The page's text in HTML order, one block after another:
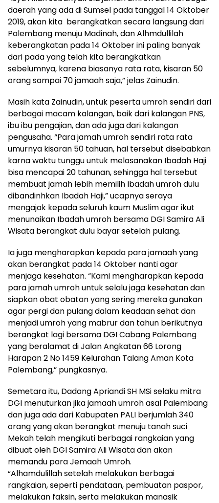
daerah yang ada di Sumsel pada tanggal 14 Oktober
2019, akan kita berangkatkan secara langsung dari
Palembang menuju Madinah, dan Alhmdullilah
keberangkatan pada 14 Oktober ini paling banyak
dari pada yang telah kita berangkatkan
sebelumnya, karena biasanya rata rata, kisaran 50
orang sampai 70 jamaah saja,” jelas Zainudin.
Masih kata Zainudin, untuk peserta umroh sendiri dari
berbagai macam kalangan, baik dari kalangan PNS,
ibu ibu pengajian, dan ada juga dari kalangan
pengusaha. “Para jamah umroh sendiri rata rata
umurnya kisaran 50 tahuan, hal tersebut disebabkan
karna waktu tunggu untuk melasanakan Ibadah Haji
bisa mencapai 20 tahunan, sehingga hal tersebut
membuat jamah lebih memilih Ibadah umroh dulu
dibandinhkan Ibadah Haji,” ucapnya seraya
mengajak kepada seluruh kaum Muslim agar ikut
menunaikan Ibadah umroh bersama DGI Samira Ali
Wisata berangkat dulu bayar setelah pulang.
Ia juga mengharapkan kepada para jamaah yang
akan berangkat pada 14 Oktober nanti agar
menjaga kesehatan. “Kami mengharapkan kepada
para jamah umroh untuk selalu jaga kesehatan dan
siapkan obat obatan yang sering mereka gunakan
agar pergi dan pulang dalam keadaan sehat dan
menjadi umroh yang mabrur dan tahun berikutnya
berangkat lagi bersama DGI Cabang Palembang
yang beralamat di Jalan Angkatan 66 Lorong
Harapan 2 No 1459 Kelurahan Talang Aman Kota
Palembang,” pungkasnya.
Semetara itu, Dadang Apriandi SH MSi selaku mitra
DGI menuturkan jika jamaah umroh asal Palembang
dan juga ada dari Kabupaten PALI berjumlah 340
orang yang akan berangkat menuju tanah suci
Mekah telah mengikuti berbagai rangkaian yang
dibuat oleh DGI Samira Ali Wisata dan akan
memandu para Jemaah Umroh.
“Alhamdulillah setelah melakukan berbagai
rangkaian, seperti pendataan, pembuatan paspor,
melakukan faksin, serta melakukan manasik